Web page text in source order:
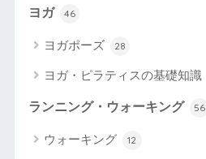
ヨガ 46
ヨガポーズ 28
ヨガ・ピラティスの基礎知識
ランニング・ウォーキング 56
ウォーキング 12